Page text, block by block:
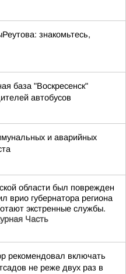
знакомьтесь,
база "Воскресенск"
автобусов
и аварийных
области был поврежден
врио губернатора региона
экстренные службы.
Часть
рекомендовал включать
не реже двух раз в